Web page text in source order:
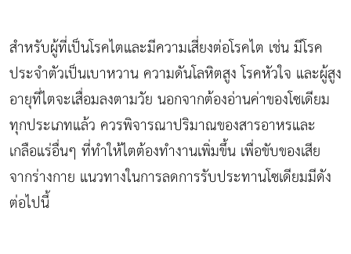
สำหรับผู้ที่เป็นโรคไตและมีความเสี่ยงต่อโรคไต เช่น มีโรค
ประจำตัวเป็นเบาหวาน ความดันโลหิตสูง โรคหัวใจ และผู้สูง
อายุที่ไตจะเสื่อมลงตามวัย นอกจากต้องอ่านค่าของโซเดียม
ทุกประเภทแล้ว ควรพิจารณาปริมาณของสารอาหรและ
เกลือแร่อื่นๆ ที่ทำให้ไตต้องทำงานเพิ่มขึ้น เพื่อขับของเสีย
จากร่างกาย แนวทางในการลดการรับประทานโซเดียมมีดัง
ต่อไปนี้